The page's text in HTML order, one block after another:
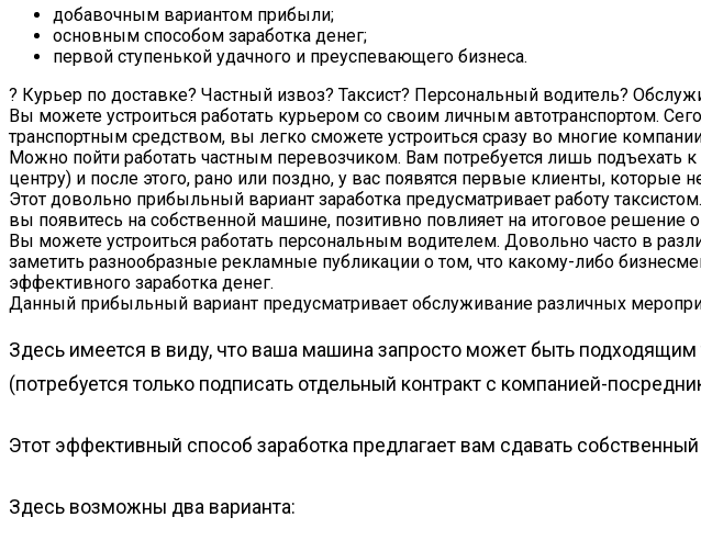
добавочным вариантом прибыли;
основным способом заработка денег;
первой ступенькой удачного и преуспевающего бизнеса.
? Курьер по доставке? Частный извоз? Таксист? Персональный водитель?
Вы можете устроиться работать курьером со своим личным автотранспортом.
транспортным средством, вы легко сможете устроиться сразу во многие
Можно пойти работать частным перевозчиком. Вам потребуется лишь
центру) и после этого, рано или поздно, у вас появятся первые клиенты, которые
Этот довольно прибыльный вариант заработка предусматривает работу
вы появитесь на собственной машине, позитивно повлияет на итоговое решение
Вы можете устроиться работать персональным водителем. Довольно часто в
заметить разнообразные рекламные публикации о том, что какому-либо
эффективного заработка денег.
Данный прибыльный вариант предусматривает обслуживание различных
Здесь имеется в виду, что ваша машина запросто может быть
(потребуется только подписать отдельный контракт с компанией-
Этот эффективный способ заработка предлагает вам сдавать
Здесь возможны два варианта: